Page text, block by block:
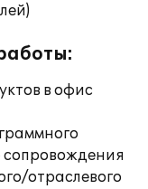
в офис
сопровождения
отраслевого